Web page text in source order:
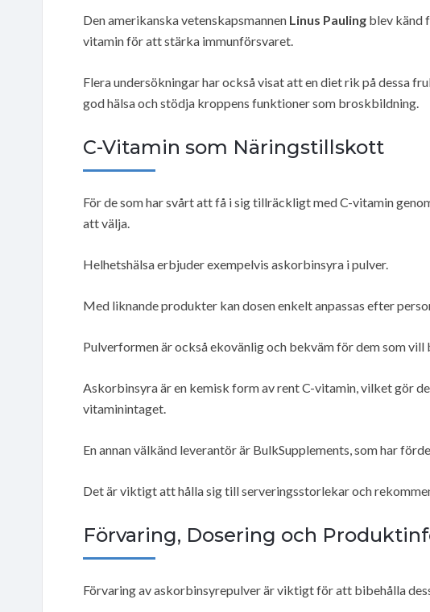
Den amerikanska vetenskapsmannen Linus Pauling blev känd
vitamin för att stärka immunförsvaret.
Flera undersökningar har också visat att en diet rik på dessa
god hälsa och stödja kroppens funktioner som broskbildning.
C-Vitamin som Näringstillskott
För de som har svårt att få i sig tillräckligt med C-vitamin
att välja.
Helhetshälsa erbjuder exempelvis askorbinsyra i pulver.
Med liknande produkter kan dosen enkelt anpassas efter
Pulverformen är också ekovänlig och bekväm för dem som vill
Askorbinsyra är en kemisk form av rent C-vitamin, vilket gör
vitaminintaget.
En annan välkänd leverantör är BulkSupplements, som har
Det är viktigt att hålla sig till serveringsstorlekar och
Förvaring, Dosering och
Förvaring av askorbinsyrepulver är viktigt för att bibehålla